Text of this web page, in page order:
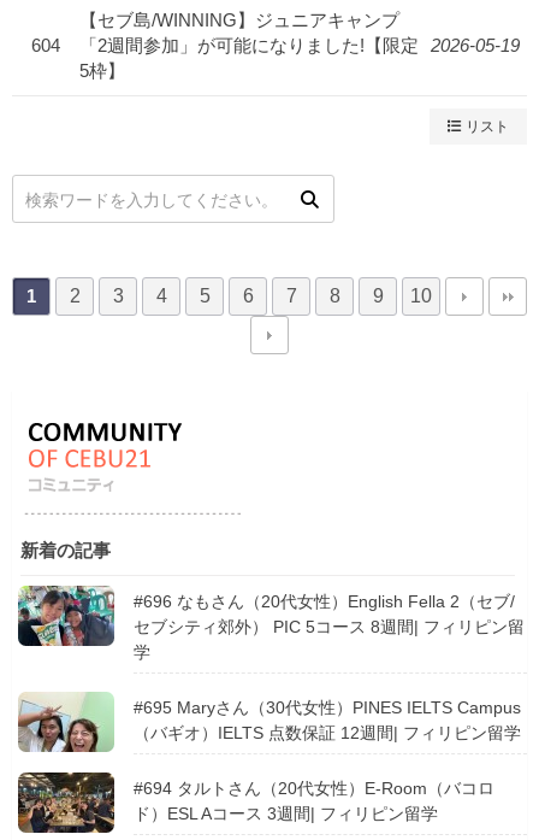
604
【セブ島/WINNING】ジュニアキャンプ
「2週間参加」が可能になりました!【限定
5枠】
2026-05-19
リスト
1 2 3 4 5 6 7 8 9 10
新着の記事
#696 なもさん（20代女性）English Fella 2（セブ/
セブシティ郊外） PIC 5コース 8週間| フィリピン留
学
#695 Maryさん（30代女性）PINES IELTS Campus
（バギオ）IELTS 点数保証 12週間| フィリピン留学
#694 タルトさん（20代女性）E-Room（バコロ
ド）ESL Aコース 3週間| フィリピン留学